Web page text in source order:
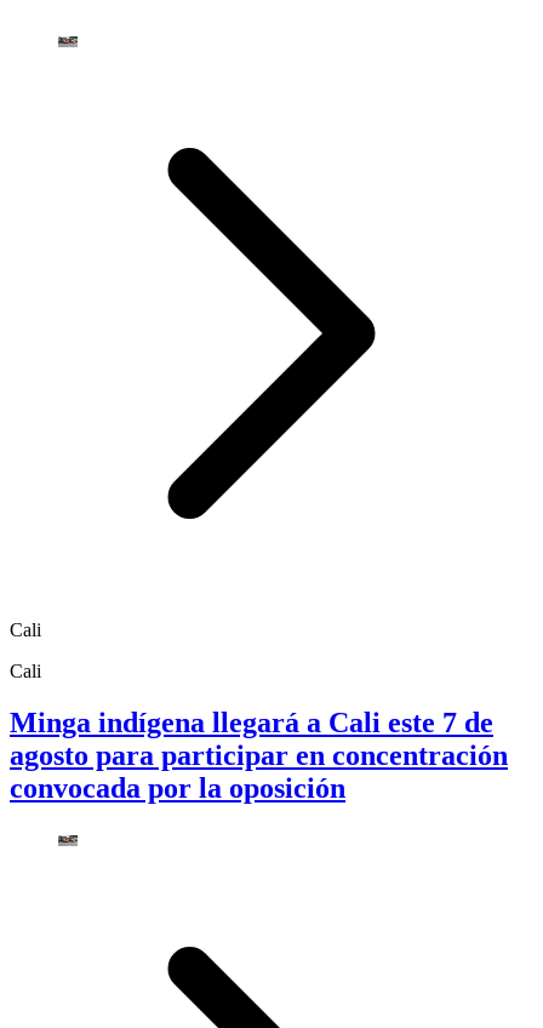
Cali
Cali
Minga indígena llegará a Cali este 7 de
agosto para participar en concentración
convocada por la oposición